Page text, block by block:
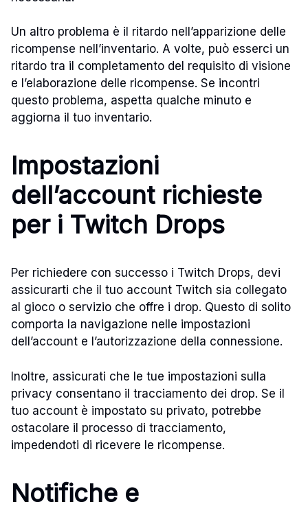
Un altro problema è il ritardo nell’apparizione delle
ricompense nell’inventario. A volte, può esserci un
ritardo tra il completamento del requisito di visione
e l’elaborazione delle ricompense. Se incontri
questo problema, aspetta qualche minuto e
aggiorna il tuo inventario.
Impostazioni
dell’account richieste
per i Twitch Drops
Per richiedere con successo i Twitch Drops, devi
assicurarti che il tuo account Twitch sia collegato
al gioco o servizio che offre i drop. Questo di solito
comporta la navigazione nelle impostazioni
dell’account e l’autorizzazione della connessione.
Inoltre, assicurati che le tue impostazioni sulla
privacy consentano il tracciamento dei drop. Se il
tuo account è impostato su privato, potrebbe
ostacolare il processo di tracciamento,
impedendoti di ricevere le ricompense.
Notifiche e